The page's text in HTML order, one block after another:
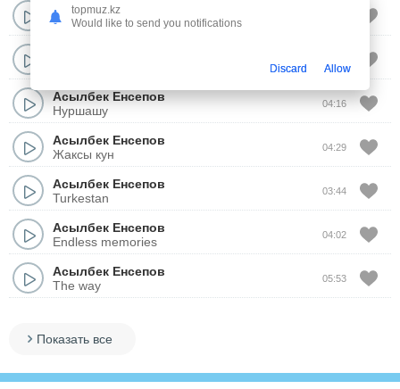
Асылбек Енсепов
The morning
Асылбек Енсепов
Нуршашу
04:16
Асылбек Енсепов
Жаксы кун
04:29
Асылбек Енсепов
Turkestan
03:44
Асылбек Енсепов
Endless memories
04:02
Асылбек Енсепов
The way
05:53
Показать все
topmuz.kz
Would like to send you notifications
Discard Allow